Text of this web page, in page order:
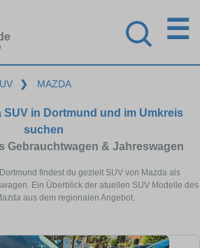
☰
❯ MAZDA
SUV in Dortmund und im Umkreis
suchen
Gebrauchtwagen & Jahreswagen
findest du gezielt SUV von Mazda als
Ein Überblick der atuellen SUV Modelle des
aus dem regionalen Angebot.